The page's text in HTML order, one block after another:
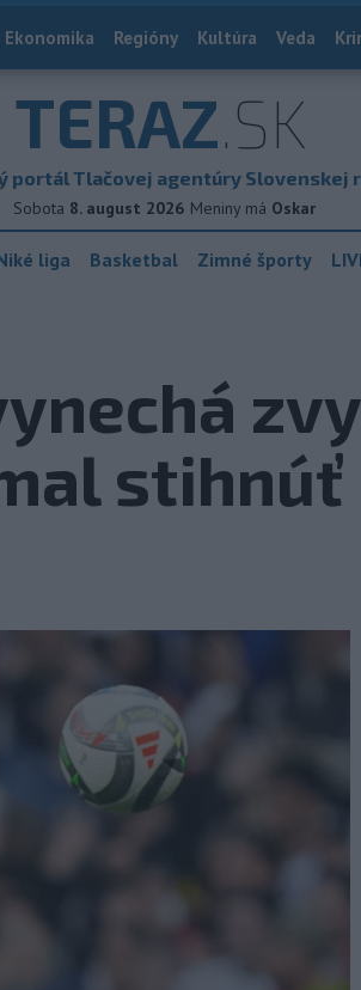
Ekonomika Regióny Kultúra Veda
TERAZ.SK
portál Tlačovej agentúry Slovenskej
Sobota 8. august 2026 Meniny má Oskar
liga Basketbal Zimné športy
stihnúť